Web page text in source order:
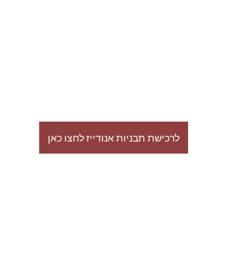
לרכישת תבניות אנודייז לחצו כאן